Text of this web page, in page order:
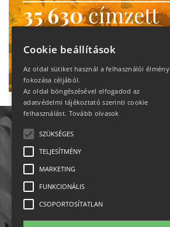
35 630címzett
heti motiváció
Ne maradj le!
Állásajánlatok
Cookie beállítások
Az oldal sütiket használ a felhasználói élmény
fokozása céljából.
Az oldal böngészésével elfogadod az
adatvédelmi tájékoztató szerinti cookie
felhasználást. Tovább olvasok
SZÜKSÉGES
TELJESÍTMÉNY
MARKETING
FUNKCIONÁLIS
CSOPORTOSÍTATLAN